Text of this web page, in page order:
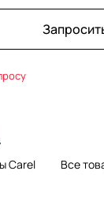
Carel Все